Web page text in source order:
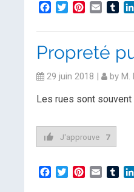
Facebook
TwitterPinterest
Email
Propreté
29 juin 2018 | by M.
Les rues sont
J'approuve 7
Facebook
TwitterPinterest
Email